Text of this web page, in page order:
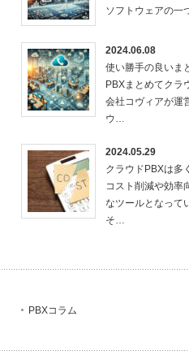
ソフトウェアの一
2024.06.08
使い勝手の良いま
PBXまとめてクラ
会社コヴィアが運
ウ…
2024.05.29
クラウドPBXは多
コスト削減や効率
なツールとなって
そ…
PBXコラム